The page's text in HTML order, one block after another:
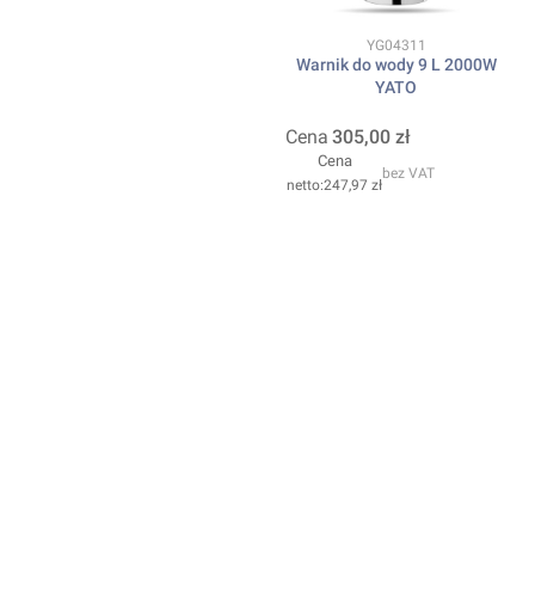
Kod produktu
YG04311
Warnik do wody 9 L 2000W
YATO
Cena 305,00 zł
Cena
247,97 zł
bez VAT